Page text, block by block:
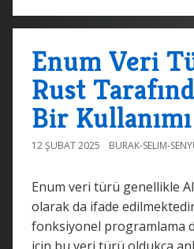
Enum Veri
Rust
Bir Kullanımı
12 ŞUBAT 2025 BURAK-SELIM-
Enum veri türü genellikle
olarak da ifade
fonksiyonel programlama